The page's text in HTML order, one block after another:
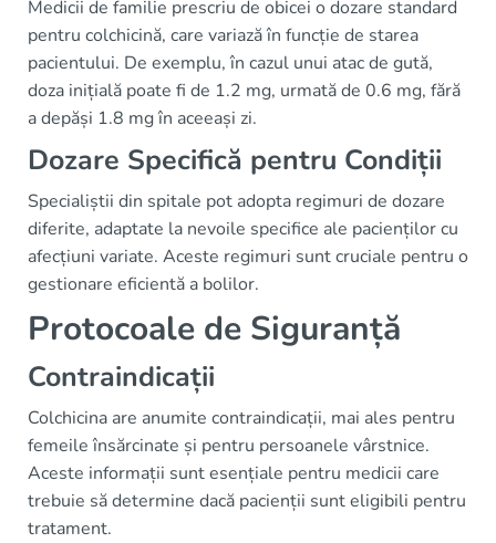
Medicii de familie prescriu de obicei o dozare standard
pentru colchicină, care variază în funcție de starea
pacientului. De exemplu, în cazul unui atac de gută,
doza inițială poate fi de 1.2 mg, urmată de 0.6 mg, fără
a depăși 1.8 mg în aceeași zi.
Dozare Specifică pentru Condiții
Specialiștii din spitale pot adopta regimuri de dozare
diferite, adaptate la nevoile specifice ale pacienților cu
afecțiuni variate. Aceste regimuri sunt cruciale pentru o
gestionare eficientă a bolilor.
Protocoale de Siguranță
Contraindicații
Colchicina are anumite contraindicații, mai ales pentru
femeile însărcinate și pentru persoanele vârstnice.
Aceste informații sunt esențiale pentru medicii care
trebuie să determine dacă pacienții sunt eligibili pentru
tratament.